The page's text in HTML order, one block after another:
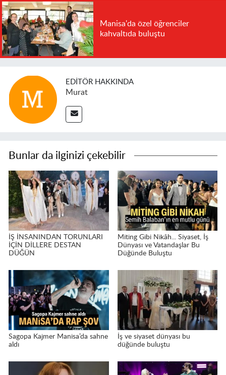
Manisa'da özel öğrenciler
kahvaltıda buluştu
EDITÖR HAKKINDA
Murat
Bunlar da ilginizi çekebilir
İŞ İNSANINDAN TORUNLARI
İÇİN DİLLERE DESTAN
DÜĞÜN
Miting Gibi Nikâh... Siyaset, İş
Dünyası ve Vatandaşlar Bu
Düğünde Buluştu
Sagopa Kajmer Manisa’da sahne
aldı
İş ve siyaset dünyası bu
düğünde buluştu